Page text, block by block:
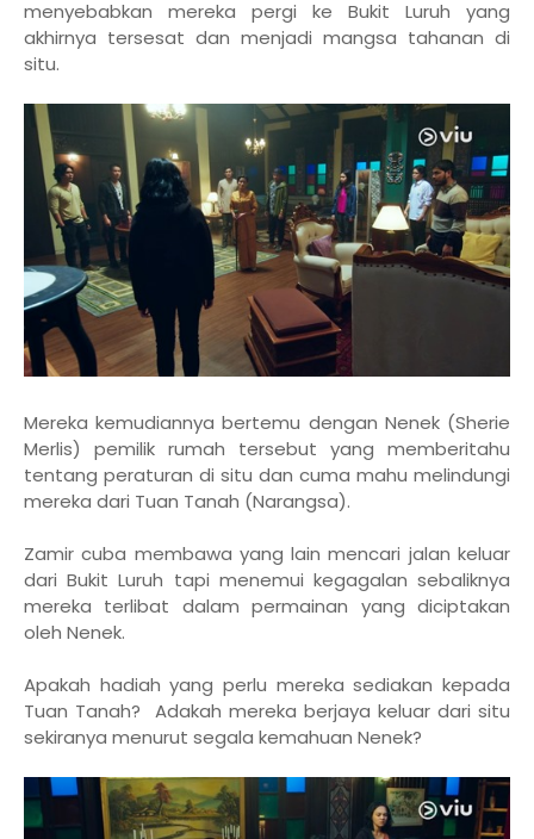
menyebabkan mereka pergi ke Bukit Luruh yang
akhirnya tersesat dan menjadi mangsa tahanan di
situ.
Mereka kemudiannya bertemu dengan Nenek (Sherie
Merlis) pemilik rumah tersebut yang memberitahu
tentang peraturan di situ dan cuma mahu melindungi
mereka dari Tuan Tanah (Narangsa).
Zamir cuba membawa yang lain mencari jalan keluar
dari Bukit Luruh tapi menemui kegagalan sebaliknya
mereka terlibat dalam permainan yang diciptakan
oleh Nenek.
Apakah hadiah yang perlu mereka sediakan kepada
Tuan Tanah? Adakah mereka berjaya keluar dari situ
sekiranya menurut segala kemahuan Nenek?